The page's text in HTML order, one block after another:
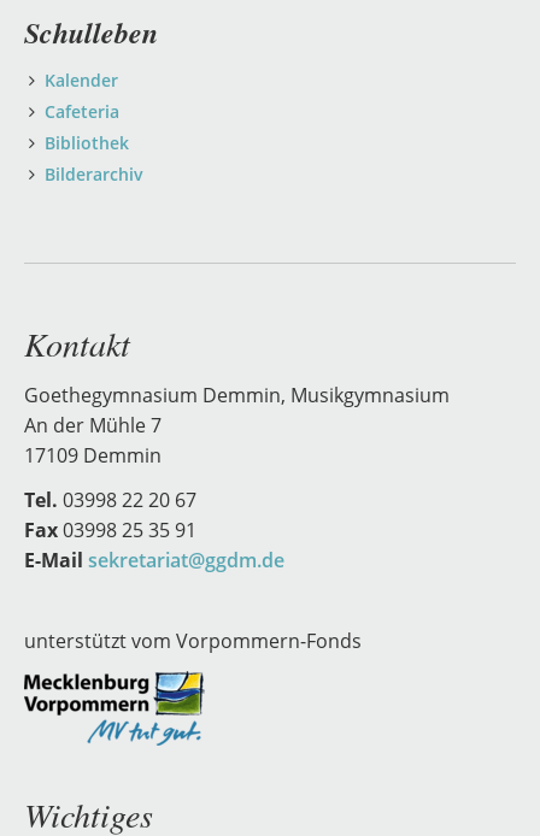
Schulleben
Kalender
Cafeteria
Bibliothek
Bilderarchiv
Kontakt
Goethegymnasium Demmin, Musikgymnasium
An der Mühle 7
17109 Demmin
Tel. 03998 22 20 67
Fax03998 25 35 91
E-Mail sekretariat@ggdm.de
unterstützt vom Vorpommern-Fonds
Wichtiges